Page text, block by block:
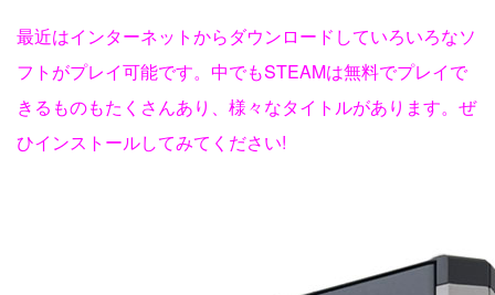
最近はインターネットからダウンロードしていろいろなソ
フトがプレイ可能です。中でもSTEAMは無料でプレイで
きるものもたくさんあり、様々なタイトルがあります。ぜ
ひインストールしてみてください!